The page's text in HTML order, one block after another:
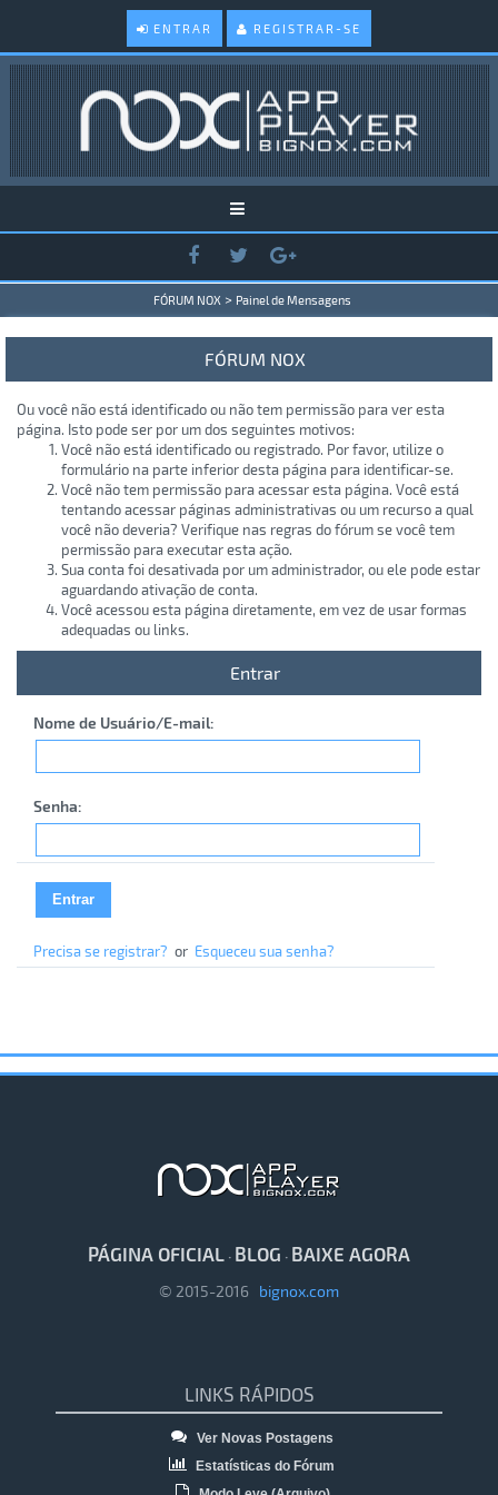
ENTRAR REGISTRAR-SE
FÓRUM NOX > Painel de Mensagens
FÓRUM NOX
Ou você não está identificado ou não tem permissão para ver esta
página. Isto pode ser por um dos seguintes motivos:
Você não está identificado ou registrado. Por favor, utilize o
formulário na parte inferior desta página para identificar-se.
Você não tem permissão para acessar esta página. Você está
tentando acessar páginas administrativas ou um recurso a qual
você não deveria? Verifique nas regras do fórum se você tem
permissão para executar esta ação.
Sua conta foi desativada por um administrador, ou ele pode estar
aguardando ativação de conta.
Você acessou esta página diretamente, em vez de usar formas
adequadas ou links.
Entrar
Nome de Usuário/E-mail:
Senha:
Precisa se registrar? or Esqueceu sua senha?
PÁGINA OFICIAL · BLOG · BAIXE AGORA
© 2015-2016 bignox.com
LINKS RÁPIDOS
Ver Novas Postagens
Estatísticas do Fórum